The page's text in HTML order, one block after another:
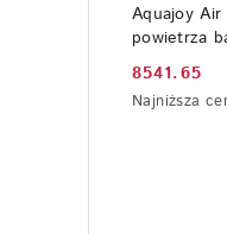
Aquajoy
powietrza
l/dobę
ścienny/
Cena
8541.65
Najniższa
Najniższa